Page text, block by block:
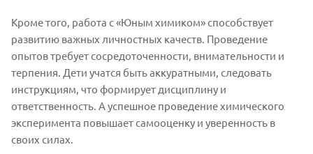
Кроме того, работа с «Юным химиком» способствует
развитию важных личностных качеств. Проведение
опытов требует сосредоточенности, внимательности и
терпения. Дети учатся быть аккуратными, следовать
инструкциям, что формирует дисциплину и
ответственность. А успешное проведение химического
эксперимента повышает самооценку и уверенность в
своих силах.